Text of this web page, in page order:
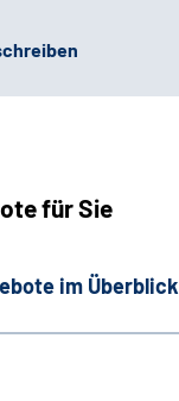
für Sie
im Überblick